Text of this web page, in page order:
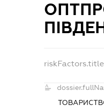
riskFactors.title